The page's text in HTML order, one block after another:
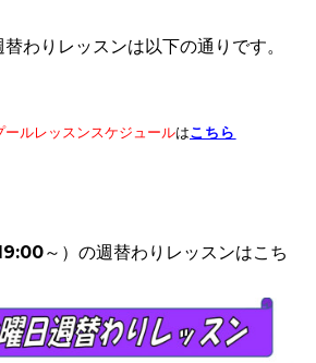
替わりレッスンは以下の通りです。
ールレッスンスケジュールはこちら
～） の週替わりレッスンはこち